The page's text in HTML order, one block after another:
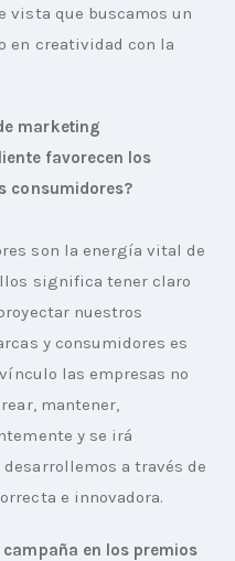
vista que buscamos un
en creatividad con la
marketing
favorecen los
consumidores?
son la energía vital de
significa tener claro
nuestros
y consumidores es
las empresas no
mantener,
y se irá
a través de
e innovadora.
en los premios